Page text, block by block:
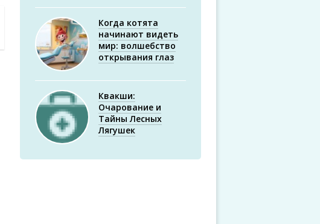
Когда котята
начинают видеть
мир: волшебство
открывания глаз
Квакши:
Очарование и
Тайны Лесных
Лягушек